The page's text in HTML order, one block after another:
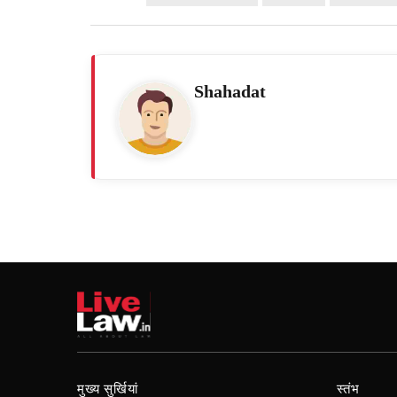
Shahadat
मुख्य सुर्खियां स्तंभ